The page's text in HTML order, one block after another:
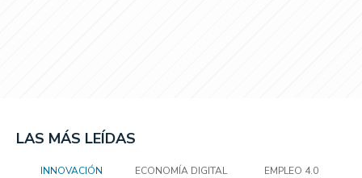
LAS MÁS LEÍDAS
INNOVACIÓN ECONOMÍA DIGITAL EMPLEO 4.0